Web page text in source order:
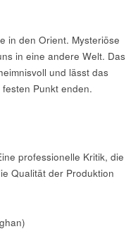
in den Orient. Mysteriöse
in eine andere Welt. Das
und lässt das
Punkt enden.
professionelle Kritik, die
Qualität der Produktion